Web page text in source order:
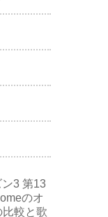
ン3 第13
のオ
比較と歌